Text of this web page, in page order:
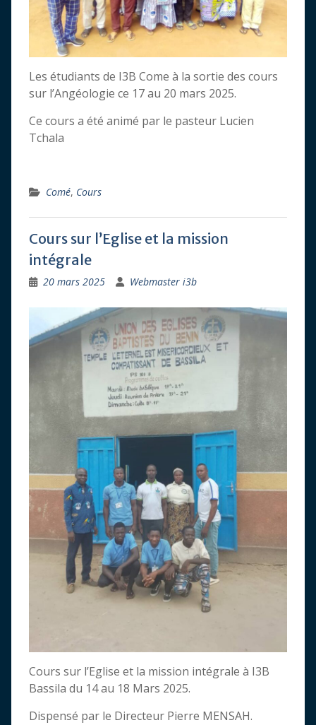
Les étudiants de I3B Come à la sortie des cours
sur l’Angéologie ce 17 au 20 mars 2025.
Ce cours a été animé par le pasteur Lucien
Tchala
Comé, Cours
Cours sur l’Eglise et la mission
intégrale
20 mars 2025 Webmaster i3b
Cours sur l’Eglise et la mission intégrale à I3B
Bassila du 14 au 18 Mars 2025.
Dispensé par le Directeur Pierre MENSAH.